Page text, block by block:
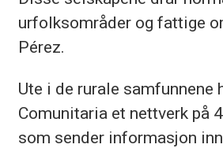
urfolksområder og fattige
Pérez.
Ute i de rurale samfunnene
Comunitaria et nettverk på
som sender informasjon